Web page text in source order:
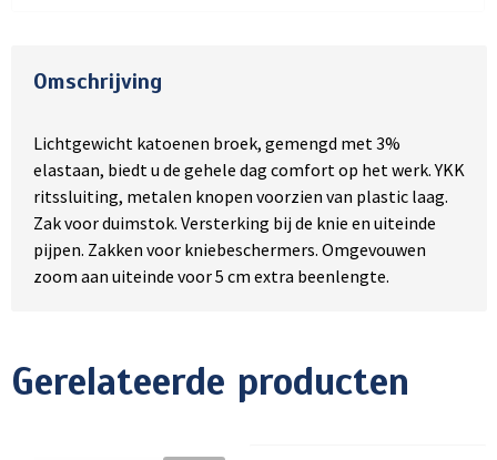
Omschrijving
Lichtgewicht katoenen broek, gemengd met 3%
elastaan, biedt u de gehele dag comfort op het werk. YKK
ritssluiting, metalen knopen voorzien van plastic laag.
Zak voor duimstok. Versterking bij de knie en uiteinde
pijpen. Zakken voor kniebeschermers. Omgevouwen
zoom aan uiteinde voor 5 cm extra beenlengte.
Gerelateerde producten